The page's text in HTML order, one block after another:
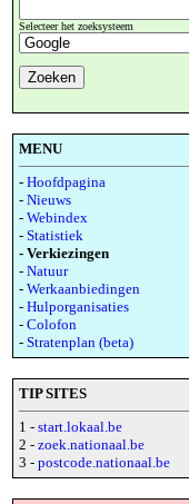
Selecteer het zoeksysteem
MENU
- Hoofdpagina
- Nieuws
- Webindex
- Statistiek
- Verkiezingen
- Natuur
- Werkaanbiedingen
- Hulporganisaties
- Colofon
- Stratenplan (beta)
TIP SITES
1 - start.lokaal.be
2 - zoek.nationaal.be
3 - postcode.nationaal.be